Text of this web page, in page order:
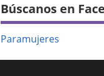
Búscanos en
Paramujeres